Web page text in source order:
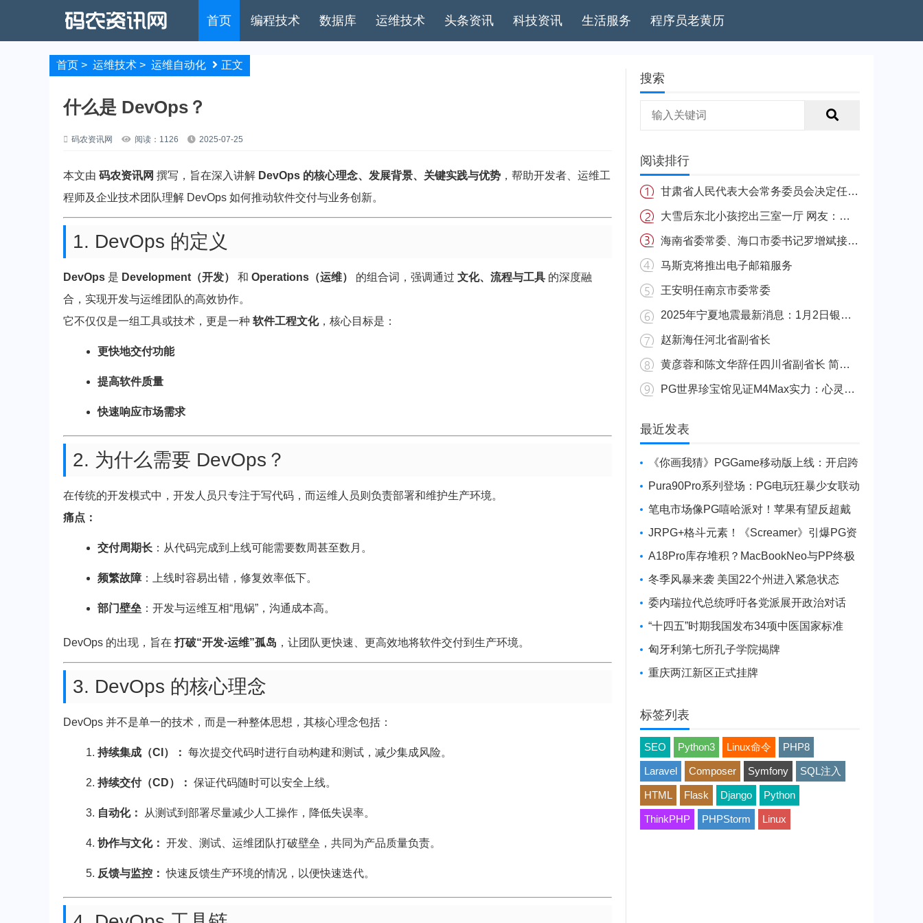
首页 编程技术 数据库 运维技术 头条资讯 科技资讯 生活服务 程序员老黄历
首页 > 运维技术 > 运维自动化 正文
什么是 DevOps？
码农资讯网 阅读：1126 2025-07-25
本文由 码农资讯网 撰写，旨在深入讲解 DevOps 的核心理念、发展背景、关键实践与优势 ，帮助开发者、运维工
程师及企业技术团队理解 DevOps 如何推动软件交付与业务创新。
1. DevOps 的定义
DevOps 是 Development（开发） 和 Operations（运维） 的组合词，强调通过 文化、流程与工具 的深度融
合，实现开发与运维团队的高效协作。
它不仅仅是一组工具或技术，更是一种 软件工程文化，核心目标是：
更快地交付功能
提高软件质量
快速响应市场需求
2. 为什么需要 DevOps？
在传统的开发模式中，开发人员只专注于写代码，而运维人员则负责部署和维护生产环境。
痛点：
交付周期长 ：从代码完成到上线可能需要数周甚至数月。
频繁故障 ：上线时容易出错，修复效率低下。
部门壁垒 ：开发与运维互相“甩锅”，沟通成本高。
DevOps 的出现，旨在 打破“开发-运维”孤岛 ，让团队更快速、更高效地将软件交付到生产环境。
3. DevOps 的核心理念
DevOps 并不是单一的技术，而是一种整体思想，其核心理念包括：
持续集成（CI）： 每次提交代码时进行自动构建和测试，减少集成风险。
持续交付（CD）： 保证代码随时可以安全上线。
自动化： 从测试到部署尽量减少人工操作，降低失误率。
协作与文化： 开发、测试、运维团队打破壁垒，共同为产品质量负责。
反馈与监控： 快速反馈生产环境的情况，以便快速迭代。
搜索
阅读排行
甘肃省人民代表大会常务委员会决定任免名单
大雪后东北小孩挖出三室一厅 网友：南方的娃很羡慕
海南省委常委、海口市委书记罗增斌接受中央纪委国家监委纪律审查和监察调查
马斯克将推出电子邮箱服务
王安明任南京市委常委
2025年宁夏地震最新消息：1月2日银川发生4.8级地震
赵新海任河北省副省长
黄彦蓉和陈文华辞任四川省副省长 简历资料照片
PG世界珍宝馆见证M4Max实力：心灵杀手2竟轻松跑出80FPS！
最近发表
《你画我猜》PGGame移动版上线：开启跨
平台互动新玩法
Pura90Pro系列登场：PG电玩狂暴少女联动
旗舰性能升级
笔电市场像PG嘻哈派对！苹果有望反超戴
尔进前三
JRPG+格斗元素！《Screamer》引爆PG资
讯手游新焦点
A18Pro库存堆积？MacBookNeo与PP终极
火焰狂潮意外同框
冬季风暴来袭 美国22个州进入紧急状态
委内瑞拉代总统呼吁各党派展开政治对话
“十四五”时期我国发布34项中医国家标准
匈牙利第七所孔子学院揭牌
重庆两江新区正式挂牌
标签列表
SEO Python3 Linux命令 PHP8
Laravel Composer Symfony SQL注入
HTML Flask Django Python
ThinkPHP PHPStorm Linux